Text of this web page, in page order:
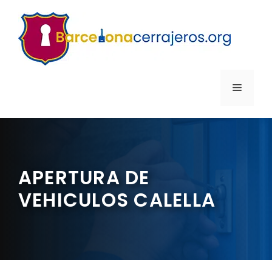
contenido
MENÚ
APERTURA DE
VEHICULOS CALELLA